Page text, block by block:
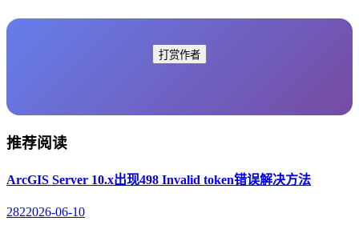
打赏作者
推荐阅读
ArcGIS Server 10.x出现498 Invalid token错误解决方法
2822026-06-10